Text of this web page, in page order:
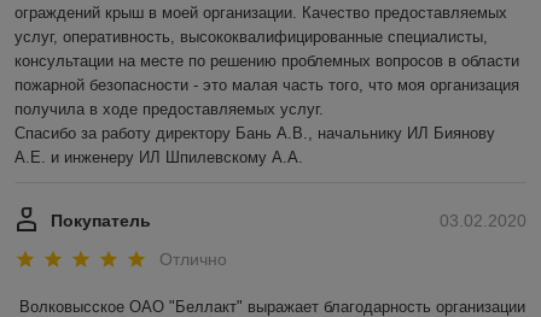
ограждений крыш в моей организации. Качество предоставляемых
услуг, оперативность, высококвалифицированные специалисты,
консультации на месте по решению проблемных вопросов в области
пожарной безопасности - это малая часть того, что моя организация
получила в ходе предоставляемых услуг.
Спасибо за работу директору Бань А.В., начальнику ИЛ Биянову
А.Е. и инженеру ИЛ Шпилевскому А.А.
03.02.2020
Покупатель
Отлично
Волковысское ОАО "Беллакт" выражает благодарность организации